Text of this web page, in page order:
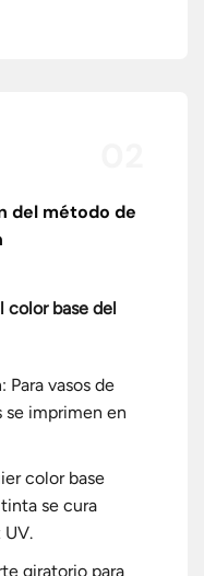
del método de
color base del
Para vasos de
se imprimen en
color base
se cura
giratorio para